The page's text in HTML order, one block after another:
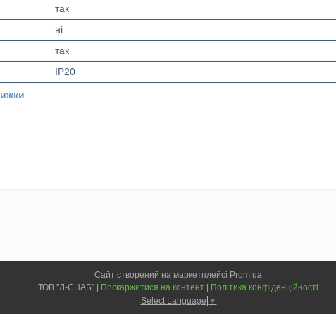
так
ні
так
IP20
Сайт створений на маркетплейсі Prom.ua
Поскаржитися на контент
Політика конфіденційності
Select Language ▼